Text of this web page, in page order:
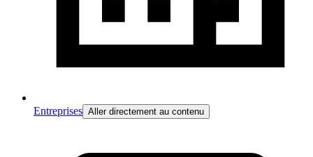
Entreprises Aller directement au contenu